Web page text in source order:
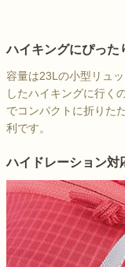
ハイキングにぴった
容量は23Lの小型リュ
したハイキングに行く
でコンパクトに折りた
利です。
ハイドレーション対